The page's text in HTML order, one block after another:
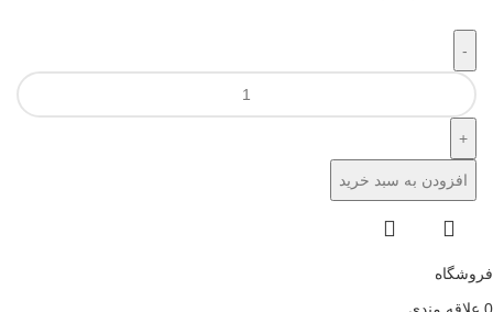
افزودن به سبد خرید
فروشگاه